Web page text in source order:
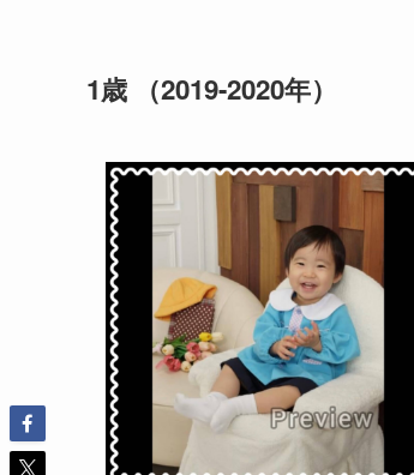
1歳 （2019-2020年）